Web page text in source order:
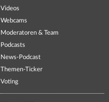
Videos
Webcams
Moderatoren & Team
Podcasts
News-Podcast
Themen-Ticker
Voting